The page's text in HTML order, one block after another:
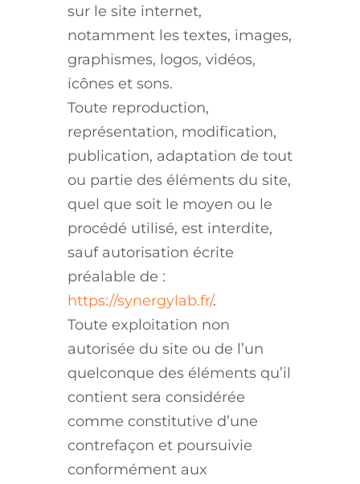
sur le site internet,
notamment les textes, images,
graphismes, logos, vidéos,
icônes et sons.
Toute reproduction,
représentation, modification,
publication, adaptation de tout
ou partie des éléments du site,
quel que soit le moyen ou le
procédé utilisé, est interdite,
sauf autorisation écrite
préalable de :
https://synergylab.fr/.
Toute exploitation non
autorisée du site ou de l’un
quelconque des éléments qu’il
contient sera considérée
comme constitutive d’une
contrefaçon et poursuivie
conformément aux